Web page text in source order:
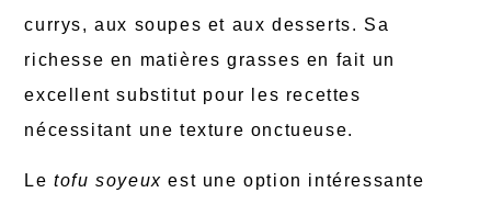
currys, aux soupes et aux desserts. Sa
richesse en matières grasses en fait un
excellent substitut pour les recettes
nécessitant une texture onctueuse.
Letofu soyeux est une option intéressante